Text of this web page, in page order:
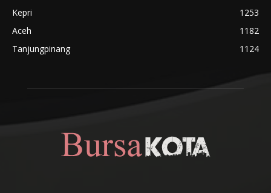
Kepri
1253
Aceh
1182
Tanjungpinang
1124